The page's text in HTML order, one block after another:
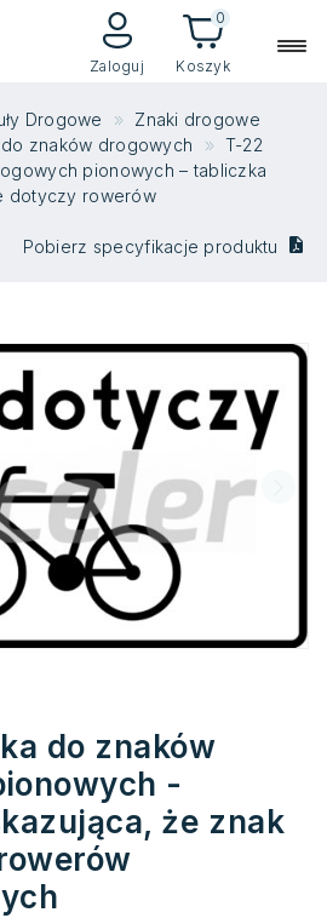
Zaloguj Koszyk
0
Drogowe
Znaki drogowe
znaków drogowych
T-22
pionowych – tabliczka
dotyczy rowerów
Pobierz specyfikacje produktu
do znaków
-
że znak